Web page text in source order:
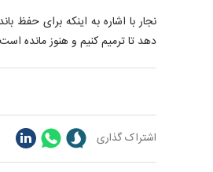
دهد تا ترمیم کنیم و هنوز مانده
اشتراک گذاری